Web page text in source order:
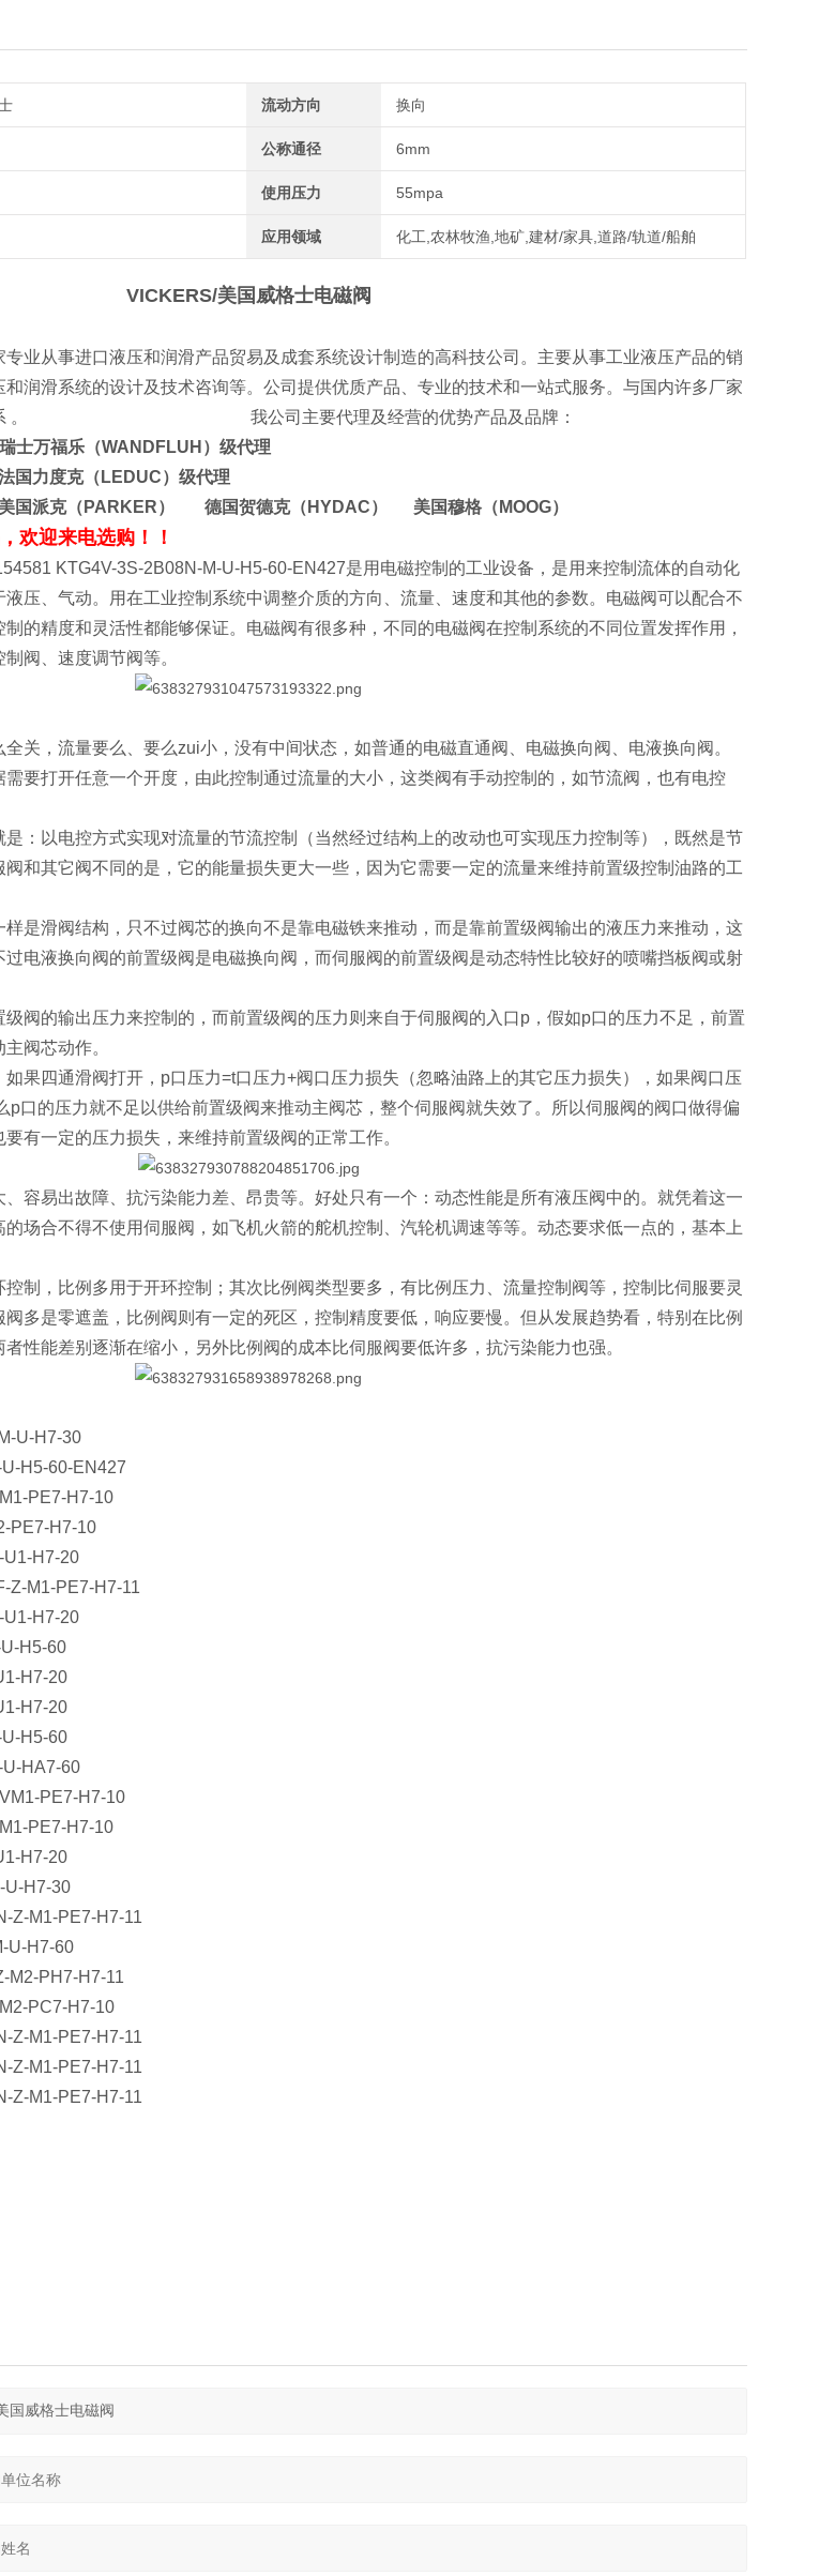
流动方向 换向
公称通径 6mm
使用压力 55mpa
应用领域 化工,农林牧渔,地矿,建材/家具,道路/轨道/船舶
VICKERS/美国威格士电磁阀
专业从事进口液压和润滑产品贸易及成套系统设计制造的高科技公司。主要从事工业液压产品的销
润滑系统的设计及技术咨询等。公司提供优质产品、专业的技术和一站式服务。与国内许多厂家
好的业务关系 。我公司主要代理及经营的优势产品及品牌：
万福乐（WANDFLUH）级代理
力度克（LEDUC）级代理
派克（PARKER） 德国贺德克（HYDAC） 美国穆格（MOOG）
欢迎来电选购！！
KTG4V-3S-2B08N-M-U-H5-60-EN427是用电磁控制的工业设备，是用来控制流体的自动化
压、气动。用在工业控制系统中调整介质的方向、流量、速度和其他的参数。电磁阀可以配合不
的精度和灵活性都能够保证。电磁阀有很多种，不同的电磁阀在控制系统的不同位置发挥作用，
阀、速度调节阀等。
关，流量要么、要么zui小，没有中间状态，如普通的电磁直通阀、电磁换向阀、电液换向阀。
要打开任意一个开度，由此控制通过流量的大小，这类阀有手动控制的，如节流阀，也有电控
：以电控方式实现对流量的节流控制（当然经过结构上的改动也可实现压力控制等），既然是节
和其它阀不同的是，它的能量损失更大一些，因为它需要一定的流量来维持前置级控制油路的工
是滑阀结构，只不过阀芯的换向不是靠电磁铁来推动，而是靠前置级阀输出的液压力来推动，这
电液换向阀的前置级阀是电磁换向阀，而伺服阀的前置级阀是动态特性比较好的喷嘴挡板阀或射
阀的输出压力来控制的，而前置级阀的压力则来自于伺服阀的入口p，假如p口的压力不足，前置
阀芯动作。
果四通滑阀打开，p口压力=t口压力+阀口压力损失（忽略油路上的其它压力损失），如果阀口压
p口的压力就不足以供给前置级阀来推动主阀芯，整个伺服阀就失效了。所以伺服阀的阀口做得偏
有一定的压力损失，来维持前置级阀的正常工作。
容易出故障、抗污染能力差、昂贵等。好处只有一个：动态性能是所有液压阀中的。就凭着这一
场合不得不使用伺服阀，如飞机火箭的舵机控制、汽轮机调速等等。动态要求低一点的，基本上
制，比例多用于开环控制；其次比例阀类型要多，有比例压力、流量控制阀等，控制比伺服要灵
多是零遮盖，比例阀则有一定的死区，控制精度要低，响应要慢。但从发展趋势看，特别在比例
性能差别逐渐在缩小，另外比例阀的成本比伺服阀要低许多，抗污染能力也强。
U-H7-30
H5-60-EN427
PE7-H7-10
PE7-H7-10
U1-H7-20
Z-M1-PE7-H7-11
U1-H7-20
H5-60
H7-20
H7-20
H5-60
U-HA7-60
PE7-H7-10
PE7-H7-10
H7-20
U-H7-30
Z-M1-PE7-H7-11
U-H7-60
M2-PH7-H7-11
PC7-H7-10
Z-M1-PE7-H7-11
Z-M1-PE7-H7-11
Z-M1-PE7-H7-11